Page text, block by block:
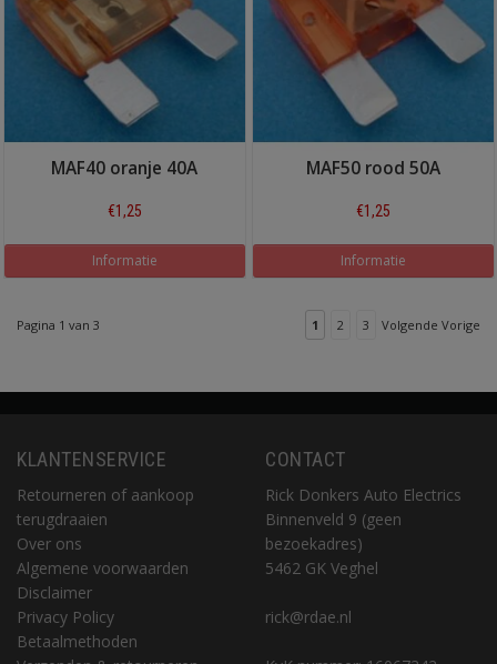
MAF40 oranje 40A
€1,25
Informatie
MAF50 rood 50A
€1,25
Informatie
Pagina 1 van 3 1 2 3 Volgende Vorige
KLANTENSERVICE
Retourneren of aankoop
terugdraaien
Over ons
Algemene voorwaarden
Disclaimer
Privacy Policy
Betaalmethoden
CONTACT
Rick Donkers Auto Electrics
Binnenveld 9 (geen
bezoekadres)
5462 GK Veghel
rick@rdae.nl